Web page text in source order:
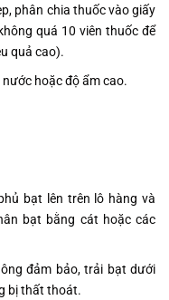
phân chia thuốc vào giấy
quá 10 viên thuốc để
quả cao).
hoặc độ ẩm cao.
bạt lên trên lô hàng và
bạt bằng cát hoặc các
đảm bảo, trải bạt dưới
bị thất thoát.